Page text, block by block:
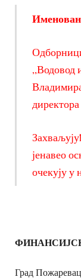
„Водовод
јенавео
очекују у
Град